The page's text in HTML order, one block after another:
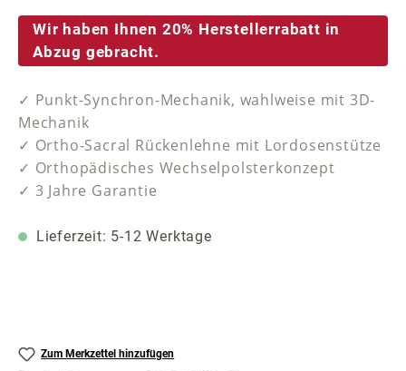
Wir haben Ihnen 20% Herstellerrabatt in
Abzug gebracht.
✓ Punkt-Synchron-Mechanik, wahlweise mit 3D-
Mechanik
✓ Ortho-Sacral Rückenlehne mit Lordosenstütze
✓ Orthopädisches Wechselpolsterkonzept
✓ 3 Jahre Garantie
Lieferzeit: 5-12 Werktage
Zum Merkzettel hinzufügen